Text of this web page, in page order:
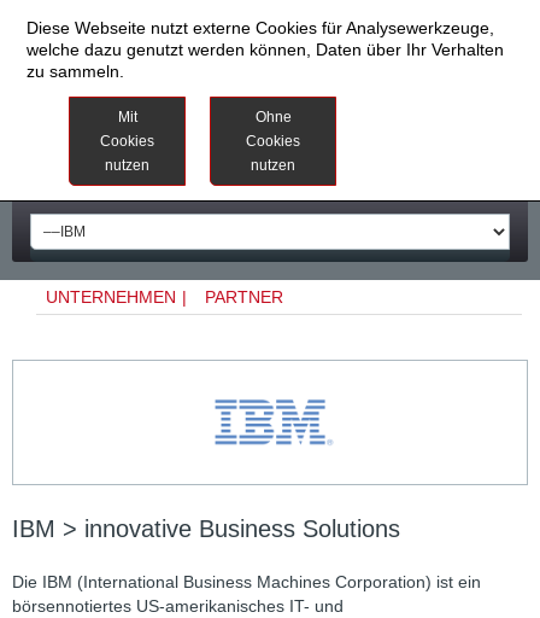
UNTERNEHMEN | PARTNER
IBM > innovative Business Solutions
Die IBM (International Business Machines Corporation) ist ein
börsennotiertes US-amerikanisches IT- und
Diese Webseite nutzt externe Cookies für Analysewerkzeuge,
welche dazu genutzt werden können, Daten über Ihr Verhalten
zu sammeln.
Mit
Cookies
nutzen
Ohne
Cookies
nutzen